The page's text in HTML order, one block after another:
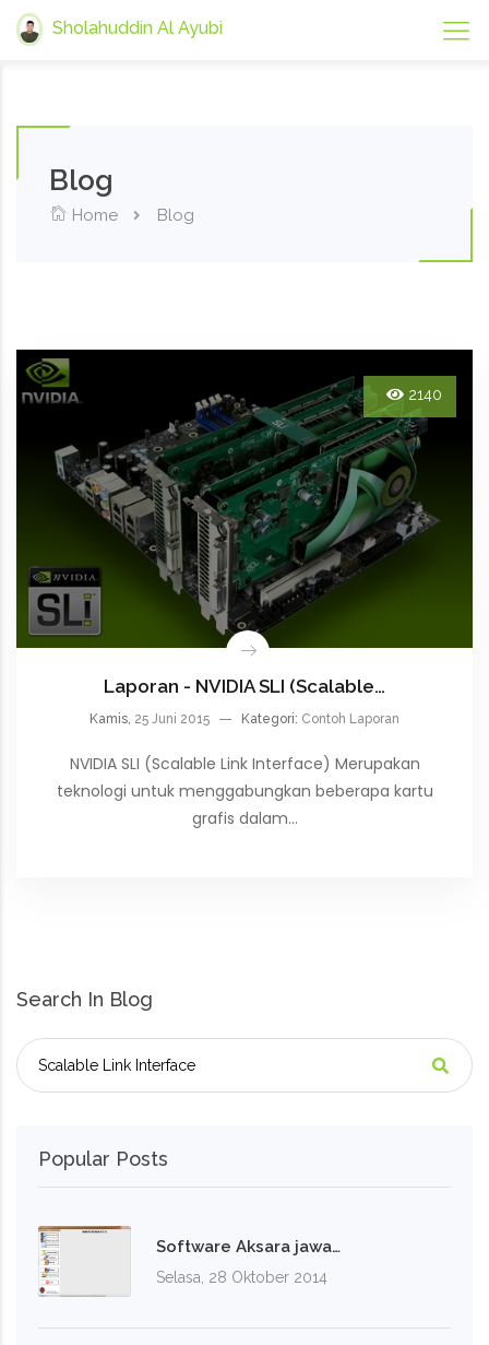
Sholahuddin Al Ayubi
Blog
Home Blog
2140
Laporan - NVIDIA SLI (Scalable…
Kamis, 25 Juni 2015 Kategori: Contoh Laporan
NVIDIA SLI (Scalable Link Interface) Merupakan
teknologi untuk menggabungkan beberapa kartu
grafis dalam…
Search In Blog
Popular Posts
Software Aksara jawa…
Selasa, 28 Oktober 2014